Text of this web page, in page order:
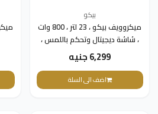
بيكو
ميكروويف بيكو ، 23 لتر ، 800 وات
، شاشة ديجيتال وتحكم باللمس ،
بشواية ، سيلفر ، MGF23330S
6,299 جنيه
اضف الى السلة